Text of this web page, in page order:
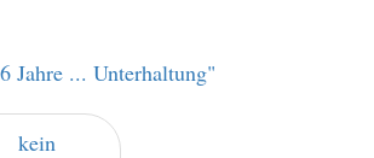
Jahre ... Unterhaltung"
kein